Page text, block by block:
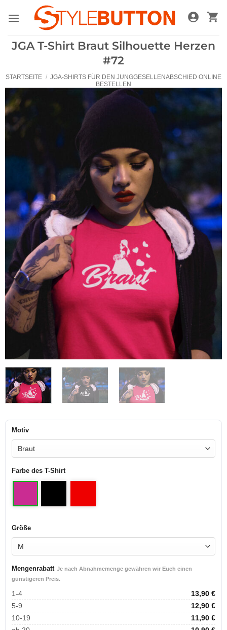
Inhalt
JGA T-Shirt Braut Silhouette Herzen
#72
STARTSEITE / JGA-SHIRTS FÜR DEN JUNGGESELLENABSCHIED ONLINE
BESTELLEN
Motiv
Farbe des T-Shirt
Größe
Mengenrabatt Je nach Abnahmemenge gewähren wir Euch einen
günstigeren Preis.
1-4 13,90€
5-9
12,90€
10-19
11,90€